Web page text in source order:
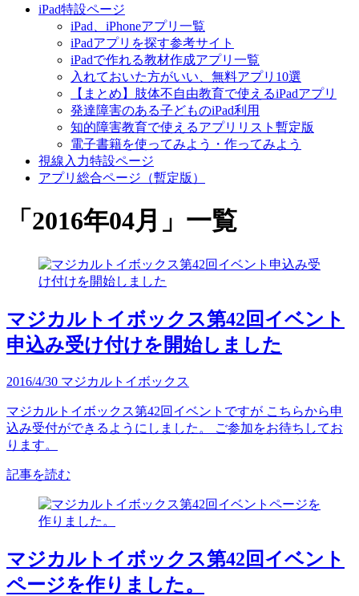
iPad特設ページ
iPad、iPhoneアプリ一覧
iPadアプリを探す参考サイト
iPadで作れる教材作成アプリ一覧
入れておいた方がいい、無料アプリ10選
【まとめ】肢体不自由教育で使えるiPadアプリ
発達障害のある子どものiPad利用
知的障害教育で使えるアプリリスト暫定版
電子書籍を使ってみよう・作ってみよう
視線入力特設ページ
アプリ総合ページ（暫定版）
「 2016年04月 」 一覧
マジカルトイボックス第42回イベント
申込み受け付けを開始しました
2016/4/30 マジカルトイボックス
マジカルトイボックス第42回イベントですが こちらから申
込み受付ができるようにしました。 ご参加をお待ちしてお
ります。
記事を読む
マジカルトイボックス第42回イベント
ページを作りました。